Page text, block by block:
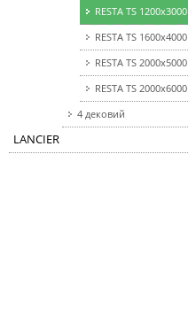
RESTA TS 1200x3000
RESTA TS 1600x4000
RESTA TS 2000x5000
RESTA TS 2000x6000
4 дековий
LANCIER